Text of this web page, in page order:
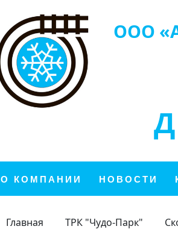
ООО
О КОМПАНИИ НОВОСТИ
Главная ТРК "Чудо-Парк"